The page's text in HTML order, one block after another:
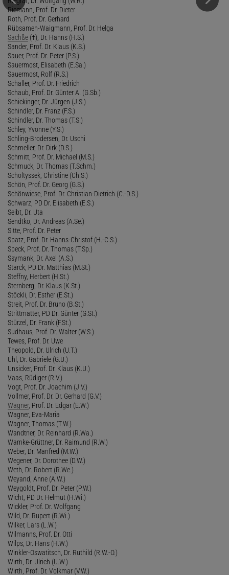
Riemann, Prof. Dr. Dieter
Roth, Prof. Dr. Gerhard
Rübsamen-Waigmann, Prof. Dr. Helga
Sachße (†), Dr. Hanns (H.S.)
Sander, Prof. Dr. Klaus (K.S.)
Sauer, Prof. Dr. Peter (P.S.)
Sauermost, Elisabeth (E.Sa.)
Sauermost, Rolf (R.S.)
Schaller, Prof. Dr. Friedrich
Schaub, Prof. Dr. Günter A. (G.Sb.)
Schickinger, Dr. Jürgen (J.S.)
Schindler, Dr. Franz (F.S.)
Schindler, Dr. Thomas (T.S.)
Schley, Yvonne (Y.S.)
Schling-Brodersen, Dr. Uschi
Schmeller, Dr. Dirk (D.S.)
Schmitt, Prof. Dr. Michael (M.S.)
Schmuck, Dr. Thomas (T.Schm.)
Scholtyssek, Christine (Ch.S.)
Schön, Prof. Dr. Georg (G.S.)
Schönwiese, Prof. Dr. Christian-Dietrich (C.-D.S.)
Schwarz, PD Dr. Elisabeth (E.S.)
Seibt, Dr. Uta
Sendtko, Dr. Andreas (A.Se.)
Sitte, Prof. Dr. Peter
Spatz, Prof. Dr. Hanns-Christof (H.-C.S.)
Speck, Prof. Dr. Thomas (T.Sp.)
Ssymank, Dr. Axel (A.S.)
Starck, PD Dr. Matthias (M.St.)
Steffny, Herbert (H.St.)
Sternberg, Dr. Klaus (K.St.)
Stöckli, Dr. Esther (E.St.)
Streit, Prof. Dr. Bruno (B.St.)
Strittmatter, PD Dr. Günter (G.St.)
Stürzel, Dr. Frank (F.St.)
Sudhaus, Prof. Dr. Walter (W.S.)
Tewes, Prof. Dr. Uwe
Theopold, Dr. Ulrich (U.T.)
Uhl, Dr. Gabriele (G.U.)
Unsicker, Prof. Dr. Klaus (K.U.)
Vaas, Rüdiger (R.V.)
Vogt, Prof. Dr. Joachim (J.V.)
Vollmer, Prof. Dr. Dr. Gerhard (G.V.)
Wagner, Prof. Dr. Edgar (E.W.)
Wagner, Eva-Maria
Wagner, Thomas (T.W.)
Wandtner, Dr. Reinhard (R.Wa.)
Warnke-Grüttner, Dr. Raimund (R.W.)
Weber, Dr. Manfred (M.W.)
Wegener, Dr. Dorothee (D.W.)
Weth, Dr. Robert (R.We.)
Weyand, Anne (A.W.)
Weygoldt, Prof. Dr. Peter (P.W.)
Wicht, PD Dr. Helmut (H.Wi.)
Wickler, Prof. Dr. Wolfgang
Wild, Dr. Rupert (R.Wi.)
Wilker, Lars (L.W.)
Wilmanns, Prof. Dr. Otti
Wilps, Dr. Hans (H.W.)
Winkler-Oswatitsch, Dr. Ruthild (R.W.-O.)
Wirth, Dr. Ulrich (U.W.)
Wirth, Prof. Dr. Volkmar (V.W.)